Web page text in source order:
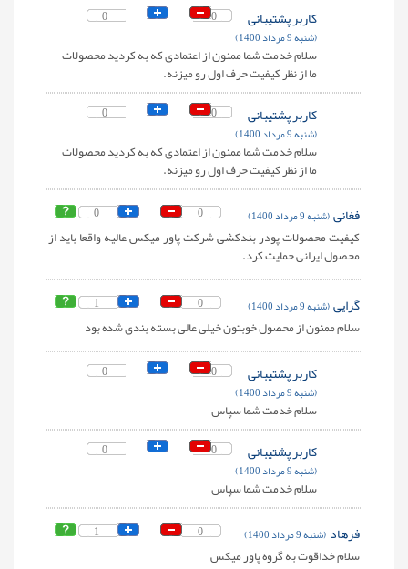
0 0 کاربر پشتیبانی
(شنبه 9 مرداد 1400)
سلام خدمت شما ممنون از اعتمادی که به کردید محصولات
ما از نظر کیفیت حرف اول رو میزنه.
0 0 کاربر پشتیبانی
(شنبه 9 مرداد 1400)
سلام خدمت شما ممنون از اعتمادی که به کردید محصولات
ما از نظر کیفیت حرف اول رو میزنه.
0 0 فغانی(شنبه 9 مرداد 1400)
کیفیت محصولات پودر بندکشی شرکت پاور میکس عالیه واقعا باید از
محصول ایرانی حمایت کرد.
1 0 گرایی(شنبه 9 مرداد 1400)
سلام ممنون از محصول خوبتون خیلی عالی بسته بندی شده بود
0 0 کاربر پشتیبانی
(شنبه 9 مرداد 1400)
سلام خدمت شما سپاس
0 0 کاربر پشتیبانی
(شنبه 9 مرداد 1400)
سلام خدمت شما سپاس
1 0 فرهاد (شنبه 9 مرداد 1400)
سلام خداقوت به گروه پاور میکس